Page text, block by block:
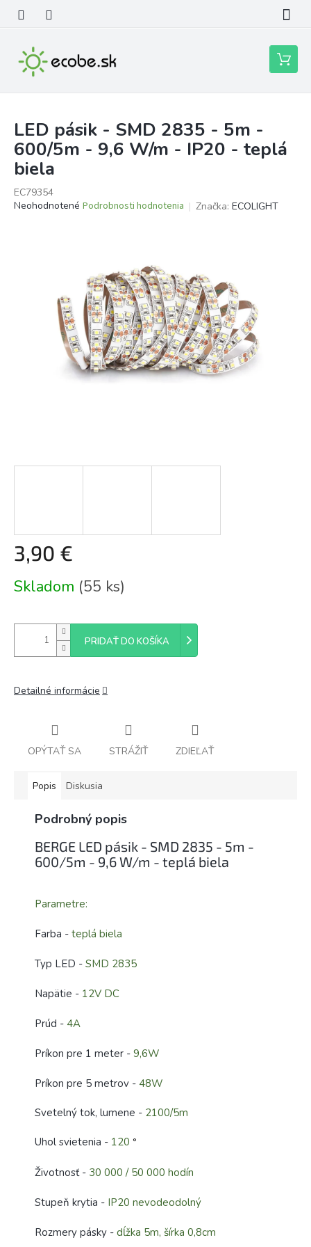
obsah
Nákupný
košík
LED pásik - SMD 2835 - 5m -
600/5m - 9,6 W/m - IP20 - teplá
biela
EC79354
Priemerné
hviezdičiek.
Neohodnotené Podrobnosti hodnotenia Značka: ECOLIGHT
3,90 €
cena:
Skladom (55 ks)
PRIDAŤ DO KOŠÍKA
Detailné informácie
OPÝTAŤ SA STRÁŽIŤ ZDIEĽAŤ
Popis Diskusia
Podrobný popis
BERGE LED pásik - SMD 2835 - 5m -
600/5m - 9,6 W/m - teplá biela
Parametre:
Farba - teplá biela
Typ LED - SMD 2835
Napätie - 12V DC
Prúd - 4A
Príkon pre 1 meter - 9,6W
Príkon pre 5 metrov - 48W
Svetelný tok, lumene - 2100/5m
Uhol svietenia - 120 °
Životnosť - 30 000 / 50 000 hodín
Stupeň krytia - IP20 nevodeodolný
Rozmery pásky - dĺžka 5m, šírka 0,8cm